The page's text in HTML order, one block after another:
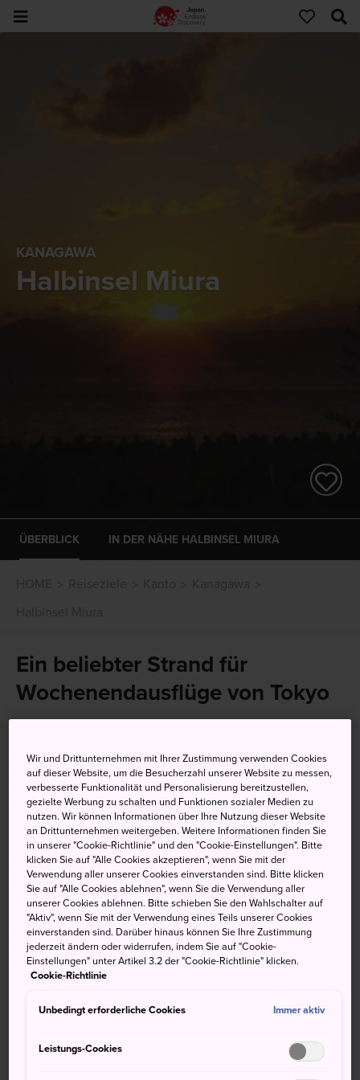
KANAGAWA
Halbinsel Miura
ÜBERBLICK IN DER NÄHE HALBINSEL MIURA
Ein beliebter Strand für
Wochenendausflüge von Tokyo
Erreichbarkeit von Tokyo aus und ihre Verkehrslage
bekannt. Die Felsküste mit Blick auf den BergFuji
Künstler schon seit Jahrhunderten inspiriert.
Nicht verpassen
Die Gegend von Miura Kaigan mit
spektakulärem Ausblick auf die Bucht
Die zerklüftete, der Küste vorgelagerte Insel
Wir und Drittunternehmen mit Ihrer Zustimmung verwenden Cookies
auf dieser Website, um die Besucherzahl unserer Website zu messen,
verbesserte Funktionalität und Personalisierung bereitzustellen,
gezielte Werbung zu schalten und Funktionen sozialer Medien zu
nutzen. Wir können Informationen über Ihre Nutzung dieser Website
an Drittunternehmen weitergeben. Weitere Informationen finden Sie
in unserer "Cookie-Richtlinie" und den "Cookie-Einstellungen". Bitte
klicken Sie auf "Alle Cookies akzeptieren", wenn Sie mit der
Verwendung aller unserer Cookies einverstanden sind. Bitte klicken
Sie auf "Alle Cookies ablehnen", wenn Sie die Verwendung aller
unserer Cookies ablehnen. Bitte schieben Sie den Wahlschalter auf
"Aktiv", wenn Sie mit der Verwendung eines Teils unserer Cookies
einverstanden sind. Darüber hinaus können Sie Ihre Zustimmung
jederzeit ändern oder widerrufen, indem Sie auf "Cookie-
Einstellungen" unter Artikel 3.2 der "Cookie-Richtlinie" klicken.
Cookie-Richtlinie
Unbedingt erforderliche Cookies Immer aktiv
Leistungs-Cookies